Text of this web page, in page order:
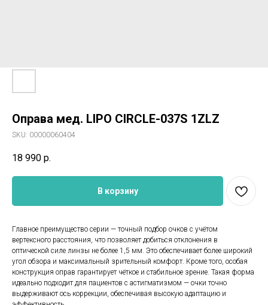
Оправа мед. LIPO CIRCLE-037S 1ZLZ
SKU: 00000060404
18 990 р.
В корзину
Главное преимущество серии — точный подбор очков с учётом
вертексного расстояния, что позволяет добиться отклонения в
оптической силе линзы не более 1,5 мм. Это обеспечивает более широкий
угол обзора и максимальный зрительный комфорт. Кроме того, особая
конструкция оправ гарантирует чёткое и стабильное зрение. Такая форма
идеально подходит для пациентов с астигматизмом — очки точно
выдерживают ось коррекции, обеспечивая высокую адаптацию и